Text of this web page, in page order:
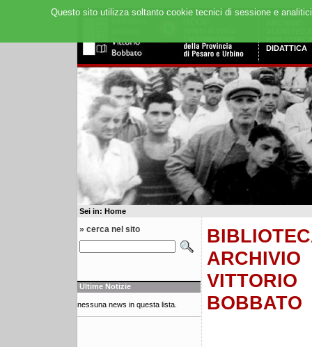
DIDATTICA
Sei in: Home
» cerca nel sito
Ultime Notizie
nessuna news in questa lista.
ARCHIVIO
VITTORIO
BOBBATO
Questo sito utilizza soltanto cookie tecnici di sessione e